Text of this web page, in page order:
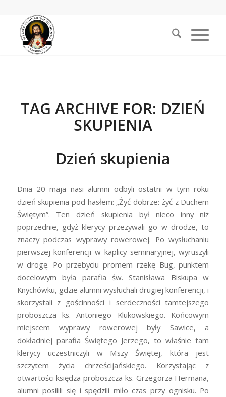
TAG ARCHIVE FOR: DZIEŃ
SKUPIENIA
Dzień skupienia
Dnia 20 maja nasi alumni odbyli ostatni w tym roku
dzień skupienia pod hasłem: „Żyć dobrze: żyć z Duchem
Świętym”. Ten dzień skupienia był nieco inny niż
poprzednie, gdyż klerycy przezywali go w drodze, to
znaczy podczas wyprawy rowerowej. Po wysłuchaniu
pierwszej konferencji w kaplicy seminaryjnej, wyruszyli
w drogę. Po przebyciu promem rzekę Bug, punktem
docelowym była parafia św. Stanisława Biskupa w
Knychówku, gdzie alumni wysłuchali drugiej konferencji, i
skorzystali z gościnności i serdeczności tamtejszego
proboszcza ks. Antoniego Klukowskiego. Końcowym
miejscem wyprawy rowerowej były Sawice, a
dokładniej parafia Świętego Jerzego, to właśnie tam
klerycy uczestniczyli w Mszy Świętej, która jest
szczytem życia chrześcijańskiego. Korzystając z
otwartości księdza proboszcza ks. Grzegorza Hermana,
alumni posilili się i spędzili miło czas przy ognisku. Po